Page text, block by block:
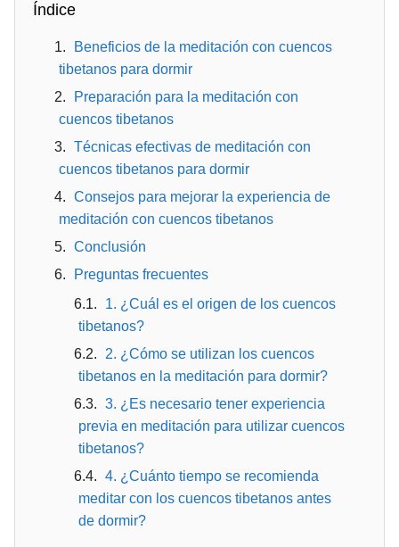
Índice
Beneficios de la meditación con cuencos
tibetanos para dormir
Preparación para la meditación con
cuencos tibetanos
Técnicas efectivas de meditación con
cuencos tibetanos para dormir
Consejos para mejorar la experiencia de
meditación con cuencos tibetanos
Conclusión
Preguntas frecuentes
1. ¿Cuál es el origen de los cuencos
tibetanos?
2. ¿Cómo se utilizan los cuencos
tibetanos en la meditación para dormir?
3. ¿Es necesario tener experiencia
previa en meditación para utilizar cuencos
tibetanos?
4. ¿Cuánto tiempo se recomienda
meditar con los cuencos tibetanos antes
de dormir?